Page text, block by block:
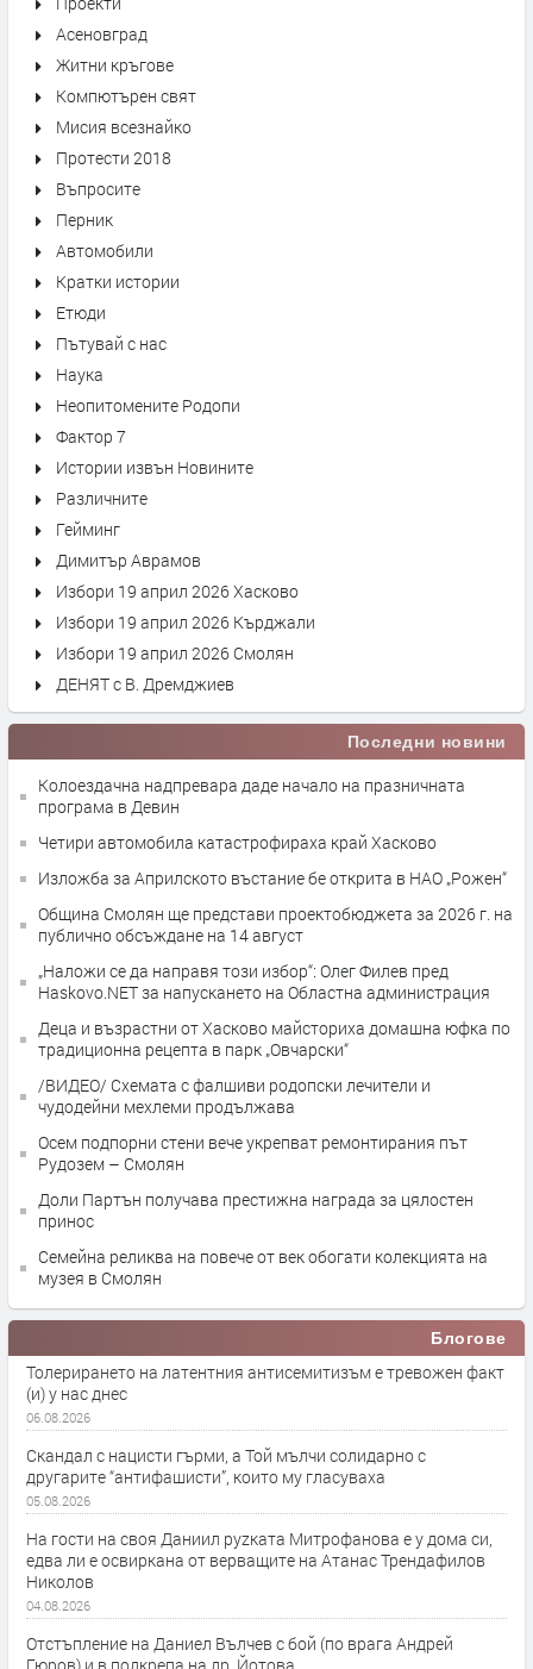
Асеновград
Житни кръгове
Компютърен свят
Мисия всезнайко
Протести 2018
Въпросите
Перник
Автомобили
Кратки истории
Етюди
Пътувай с нас
Наука
Неопитомените Родопи
Фактор 7
Истории извън Новините
Различните
Гейминг
Димитър Аврамов
Избори 19 април 2026 Хасково
Избори 19 април 2026 Кърджали
Избори 19 април 2026 Смолян
ДЕНЯТ с В. Дремджиев
Последни новини
Колоездачна надпревара даде начало на празничната
програма в Девин
Четири автомобила катастрофираха край Хасково
Изложба за Априлското въстание бе открита в НАО „Рожен“
Община Смолян ще представи проектобюджета за 2026 г. на
публично обсъждане на 14 август
„Наложи се да направя този избор“: Олег Филев пред
Haskovo.NET за напускането на Областна администрация
Деца и възрастни от Хасково майсториха домашна юфка по
традиционна рецепта в парк „Овчарски“
/ВИДЕО/ Схемата с фалшиви родопски лечители и
чудодейни мехлеми продължава
Осем подпорни стени вече укрепват ремонтирания път
Рудозем – Смолян
Доли Партън получава престижна награда за цялостен
принос
Семейна реликва на повече от век обогати колекцията на
музея в Смолян
Блогове
Толерирането на латентния антисемитизъм е тревожен факт
(и) у нас днес
06.08.2026
Скандал с нацисти гърми, а Той мълчи солидарно с
другарите “антифашисти”, които му гласуваха
05.08.2026
На гости на своя Даниил руzката Митрофанова е у дома си,
едва ли е освиркана от верващите на Атанас Трендафилов
Николов
04.08.2026
Отстъпление на Даниел Вълчев с бой (по врага Андрей